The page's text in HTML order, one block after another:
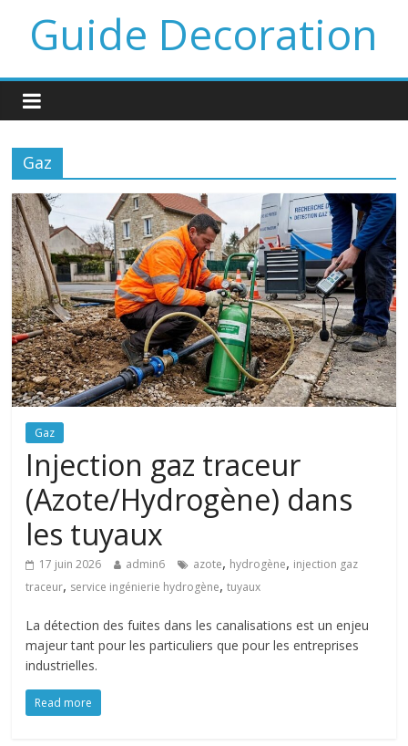
Guide Decoration
Gaz
Gaz
Injection gaz traceur
(Azote/Hydrogène) dans
les tuyaux
17 juin 2026 admin6 azote, hydrogène, injection gaz
traceur, service ingénierie hydrogène,tuyaux
La détection des fuites dans les canalisations est un enjeu
majeur tant pour les particuliers que pour les entreprises
industrielles.
Read more